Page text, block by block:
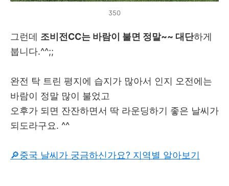
350
그런데 조비전CC는 바람이 불면 정말~~ 대단하게
붑니다.^^;;
완전 탁 트린 평지에 습지가 많아서 인지 오전에는
바람이 정말 많이 불었고
오후가 되면 잔잔하면서 딱 라운딩하기 좋은 날씨가
되도라구요. ^^
🔎중국 날씨가 궁금하신가요? 지역별 알아보기